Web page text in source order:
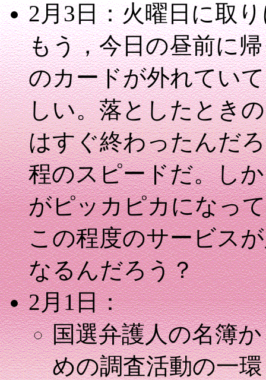
2月3日：火曜日に取
もう，今日の昼前に
のカードが外れてい
しい。落としたとき
はすぐ終わったんだ
程のスピードだ。し
がピッカピカになっ
この程度のサービス
なるんだろう？
2月1日：
国選弁護人の名簿
めの調査活動の一